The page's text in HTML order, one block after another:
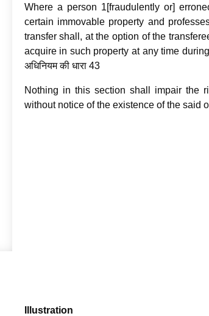
Where a person 1[fraudulently or]
certain immovable property and
transfer shall, at the option of the
acquire in such property at any time
अधिनियम की धारा 43
Nothing in this section shall impair the
without notice of the existence of the said
Illustration